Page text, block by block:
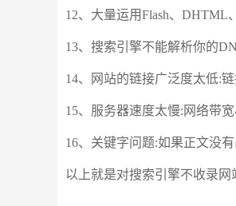
12、大量运用Flash、DHTML
13、搜索引擎不能解析你的
14、网站的链接广泛度太低:
15、服务器速度太慢:网络带
16、关键字问题:如果正文没
以上就是对搜索引擎不收录网